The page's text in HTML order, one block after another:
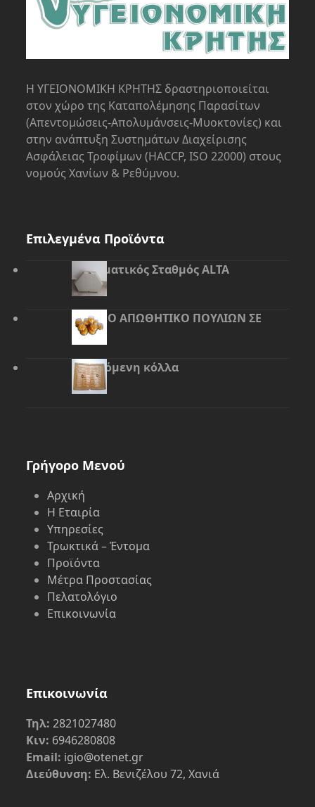
Η ΥΓΕΙΟΝΟΜΙΚΗ ΚΡΗΤΗΣ δραστηριοποιείται
στον χώρο της Kαταπολέμησης Παρασίτων
(Απεντομώσεις-Απολυμάνσεις-Μυοκτονίες) και
στην ανάπτυξη Συστημάτων Διαχείρισης
Ασφάλειας Τροφίμων (HACCP, ISO 22000) στους
νομούς Χανίων & Ρεθύμνου.
Επιλεγμένα Προϊόντα
Δολωματικός Σταθμός ALTA
ΟΠΤΙΚΟ ΑΠΩΘΗΤΙΚΟ ΠΟΥΛΙΩΝ ΣΕ
ΖΕΛΕ
Ανοιγόμενη κόλλα
Γρήγορο Μενού
Αρχική
Η Εταιρία
Υπηρεσίες
Τρωκτικά – Έντομα
Προϊόντα
Μέτρα Προστασίας
Πελατολόγιο
Επικοινωνία
Επικοινωνία
Τηλ: 2821027480
Κιν: 6946280808
Email: igio@otenet.gr
Διεύθυνση: Ελ. Βενιζέλου 72, Χανιά